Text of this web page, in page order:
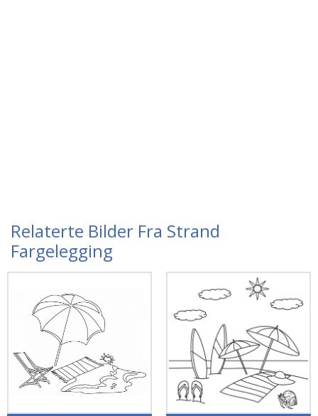
Relaterte Bilder Fra Strand
Fargelegging